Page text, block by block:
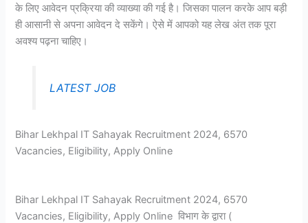
के लिए आवेदन प्रक्रिया की व्याख्या की गई है। जिसका पालन करके आप बड़ी
ही आसानी से अपना आवेदन दे सकेंगे। ऐसे में आपको यह लेख अंत तक पूरा
अवश्य पढ़ना चाहिए।
LATEST JOB
Bihar Lekhpal IT Sahayak Recruitment 2024, 6570
Vacancies, Eligibility, Apply Online
Bihar Lekhpal IT Sahayak Recruitment 2024, 6570
Vacancies, Eligibility, Apply Online विभाग के द्वारा (